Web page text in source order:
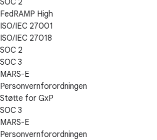
FedRAMP High
ISO/IEC 27001
ISO/IEC 27018
SOC 2
SOC 3
MARS-E
Personvernforordningen
Støtte for GxP
SOC 3
MARS-E
Personvernforordningen